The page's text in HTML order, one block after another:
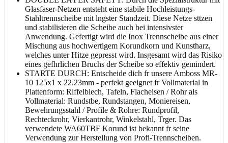
Glasfaser-Netzen entsteht eine stabile Hochleistungs-
Stahltrennscheibe mit lngster Standzeit. Diese Netze sttzen
und stabilisieren die Scheibe auch bei intensivster
Anwendung. Gefertigt wird die Inox Trennscheibe aus einer
Mischung aus hochwertigem Korundkorn und Kunstharz,
welches unter Hitze gepresst wird. Insgesamt wird das Risiko
eines gefhrlichen Bruchs der Scheibe so effektiv gemindert.
STARTE DURCH: Entscheide dich fr unsere Amboss MR-
10 125x1 x 22.23mm - perfekt geeignet fr Vollmaterial in
Plattenform: Riffelblech, Tafeln, Flacheisen / Rohr als
Vollmaterial: Rundstbe, Rundstangen, Moniereisen,
Bewehrungsstahl / Profile & Rohre: Rundprofil,
Rechteckrohr, Vierkantrohr, Winkelstahl, Trger. Das
verwendete WA60TBF Korund ist bekannt fr seine
Verwendung zur Herstellung von Profi-Trennscheiben.